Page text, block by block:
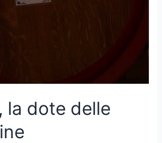
la dote delle